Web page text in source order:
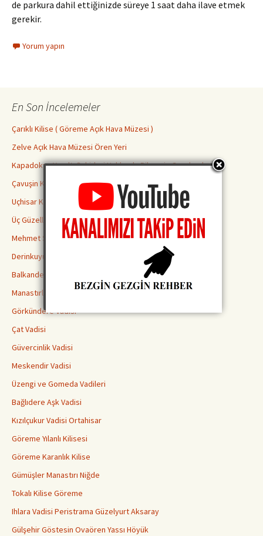
de parkura dahil ettiğinizde süreye 1 saat daha ilave etmek
gerekir.
Yorum yapın
En Son İncelemeler
Çarıklı Kilise ( Göreme Açık Hava Müzesi )
Zelve Açık Hava Müzesi Ören Yeri
Kapadokya Yeraltı Şehirleri Hakkında Bilmeniz Gerekenler
Çavuşin Kilisesi
Uçhisar Kalesi
Üç Güzeller Peri Bacaları
Mehmet Şakir Paşa Medresesi
Derinkuyu Yeraltı Şehri
Balkanderesi Vadisi
Manastırlar Vadisi
Görkündere Vadisi
Çat Vadisi
Güvercinlik Vadisi
Meskendir Vadisi
Üzengi ve Gomeda Vadileri
Bağlıdere Aşk Vadisi
Kızılçukur Vadisi Ortahisar
Göreme Yılanlı Kilisesi
Göreme Karanlık Kilise
Gümüşler Manastırı Niğde
Tokalı Kilise Göreme
Ihlara Vadisi Peristrama Güzelyurt Aksaray
Gülşehir Göstesin Ovaören Yassı Höyük